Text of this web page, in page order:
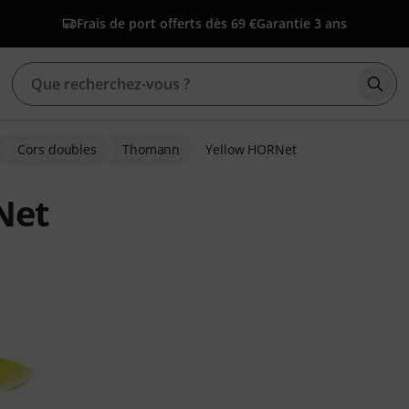
Frais de port offerts dès 69 €Garantie 3 ans
Cors doubles Thomann Yellow HORNet
clients